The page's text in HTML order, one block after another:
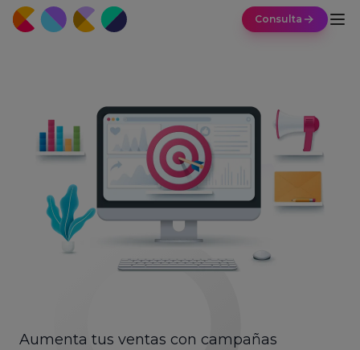
Consulta
Aumenta tus ventas con campañas